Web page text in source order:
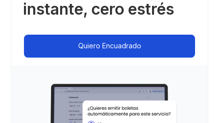
instante, cero estrés
Quiero Encuadrado